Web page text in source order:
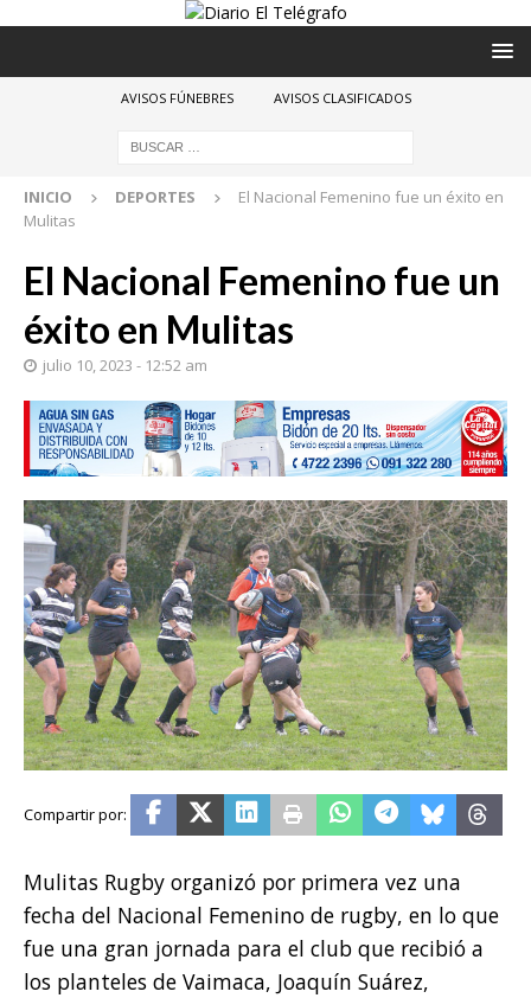
AVISOS FÚNEBRES AVISOS CLASIFICADOS
INICIO DEPORTES
El Nacional Femenino fue un éxito en
Mulitas
El Nacional Femenino fue un
éxito en Mulitas
julio 10, 2023 - 12:52 am
Mulitas Rugby organizó por primera vez una
fecha del Nacional Femenino de rugby, en lo que
fue una gran jornada para el club que recibió a
los planteles de Vaimaca, Joaquín Suárez,